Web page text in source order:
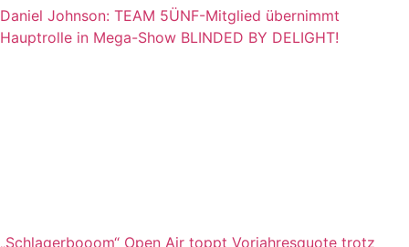
Daniel Johnson: TEAM 5ÜNF-Mitglied übernimmt
Hauptrolle in Mega-Show BLINDED BY DELIGHT!
„Schlagerbooom“ Open Air toppt Vorjahresquote trotz